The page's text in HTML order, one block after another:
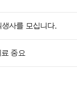
사를 모십니다.
중요